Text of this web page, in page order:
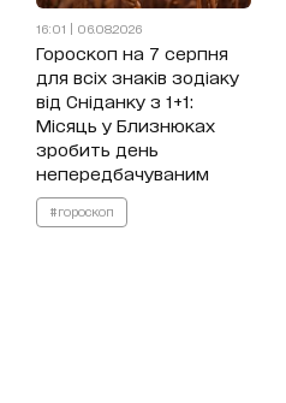
16:01 | 06.08.2026
Гороскоп на 7 серпня
для всіх знаків зодіаку
від Сніданку з 1+1:
Місяць у Близнюках
зробить день
непередбачуваним
#гороскоп